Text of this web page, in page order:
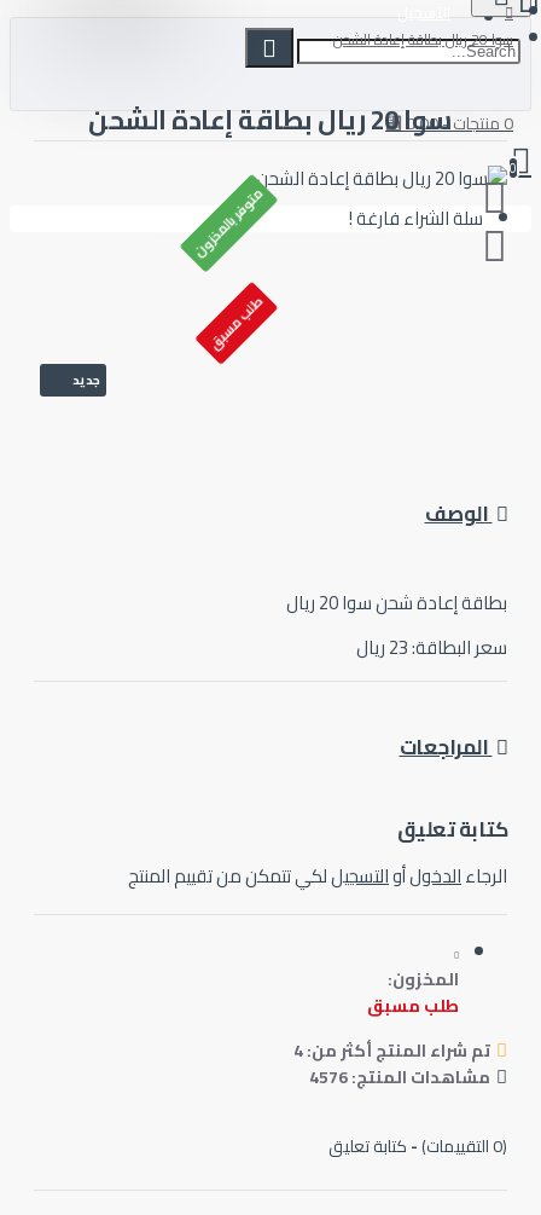
التسجيل
سلة الشراء فارغة !
سوا 20 ريال بطاقة إعادة الشحن
متوفر بالمخزون
طلب مسبق
الوصف
إعادة شحن سوا 20 ريال
23 ريال
المراجعات
تعليق
الدخولأوالتسجيللكي تتمكن من تقييم المنتج
المخزون:
طلب مسبق
تم شراء المنتج أكثر من: 4
مشاهدات المنتج: 4576
-كتابة تعليق